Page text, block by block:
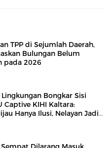
TPP di Sejumlah Daerah,
Bulungan Belum
pada 2026
Bongkar Sisi
Captive KIHI Kaltara:
Hanya Ilusi, Nelayan Jadi